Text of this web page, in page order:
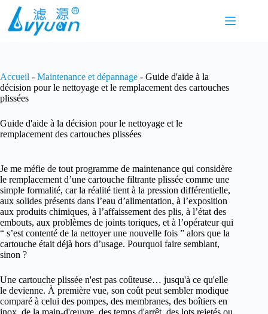
Passer
contenu
Accueil - Maintenance et dépannage - Guide d'aide à la
décision pour le nettoyage et le remplacement des cartouches
plissées
Guide d'aide à la décision pour le nettoyage et le
remplacement des cartouches plissées
Je me méfie de tout programme de maintenance qui considère
le remplacement d’une cartouche filtrante plissée comme une
simple formalité, car la réalité tient à la pression différentielle,
aux solides présents dans l’eau d’alimentation, à l’exposition
aux produits chimiques, à l’affaissement des plis, à l’état des
embouts, aux problèmes de joints toriques, et à l’opérateur qui
“ s’est contenté de la nettoyer une nouvelle fois ” alors que la
cartouche était déjà hors d’usage. Pourquoi faire semblant,
sinon ?
Une cartouche plissée n'est pas coûteuse… jusqu'à ce qu'elle
le devienne. À première vue, son coût peut sembler modique
comparé à celui des pompes, des membranes, des boîtiers en
inox, de la main-d'œuvre, des temps d'arrêt, des lots rejetés ou